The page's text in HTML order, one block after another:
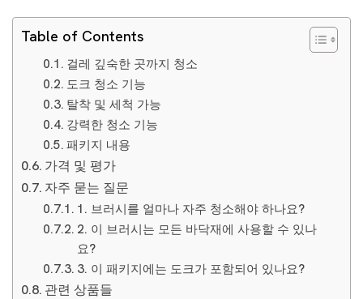
Table of Contents
걸레 깊숙한 곳까지 청소
도크 청소 기능
탈착 및 세척 가능
강력한 청소 기능
패키지 내용
가격 및 평가
자주 묻는 질문
1. 브러시를 얼마나 자주 청소해야 하나요?
2. 이 브러시는 모든 바닥재에 사용할 수 있나
요?
3. 이 패키지에는 도크가 포함되어 있나요?
관련 상품들